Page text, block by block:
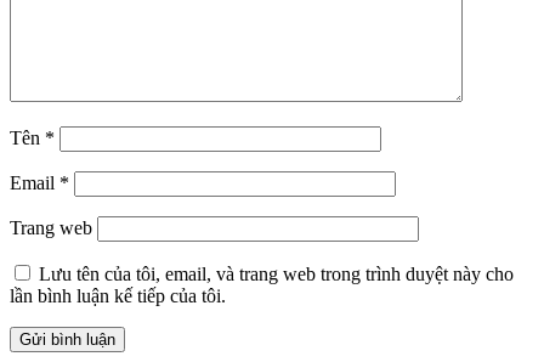
Tên *
Email *
Trang web
Lưu tên của tôi, email, và trang web trong trình duyệt này cho
lần bình luận kế tiếp của tôi.